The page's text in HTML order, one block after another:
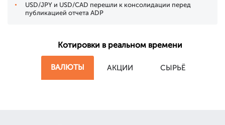
USD/JPY и USD/CAD перешли к консолидации перед
публикацией отчета ADP
Котировки в реальном времени
ВАЛЮТЫ АКЦИИ СЫРЬЁ